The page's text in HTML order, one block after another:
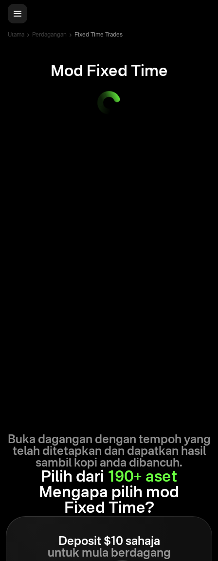
Utama Perdagangan Fixed Time Trades
Mod Fixed Time
Buka dagangan dengan tempoh yang
telah ditetapkan dan dapatkan hasil
sambil kopi anda dibancuh.
Pilih dari 190+ aset
Mengapa pilih mod
Fixed Time?
Deposit $10 sahaja
untuk mula berdagang